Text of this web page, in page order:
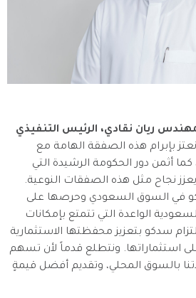
ريان نقادي، الرئيس التنفيذي
بإبرام هذه الصفقة الهامة مع
أثمن دور الحكومة الرشيدة التي
نجاح مثل هذه الصفقات النوعية.
في السوق السعودي وحرصها على
الواعدة التي تتمتع بإمكانات
سدكو بتعزيز محفظتها الاستثمارية
استثماراتها. ونتطلع قدماً لأن تسهم
بالسوق المحلي، وتقديم أفضل قيمةٍ